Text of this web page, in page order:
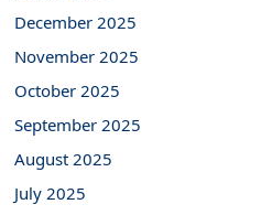
December 2025
November 2025
October 2025
September 2025
August 2025
July 2025